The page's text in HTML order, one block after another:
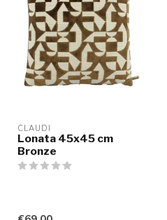
CLAUDI
Lonata 45x45 cm
Bronze